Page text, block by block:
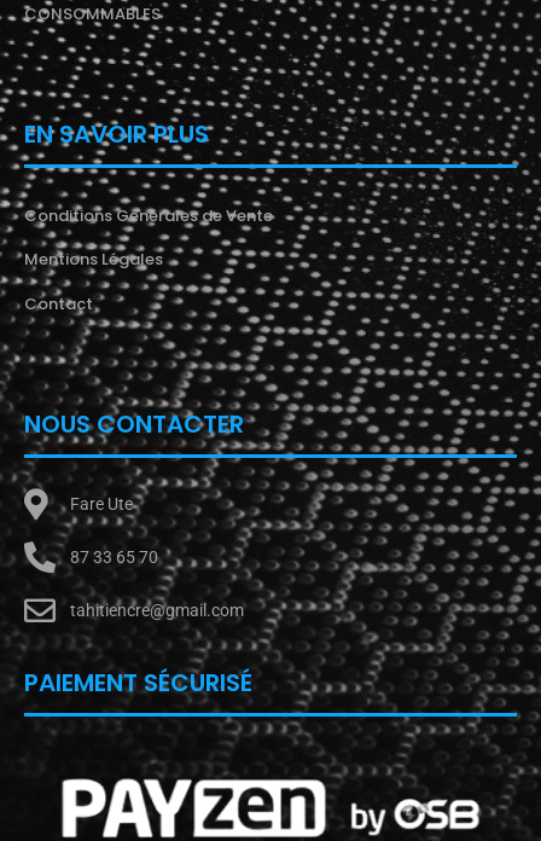
CONSOMMABLES
EN SAVOIR PLUS
Conditions Générales de Vente
Mentions Légales
Contact
NOUS CONTACTER
Fare Ute
87 33 65 70
tahitiencre@gmail.com
PAIEMENT SÉCURISÉ